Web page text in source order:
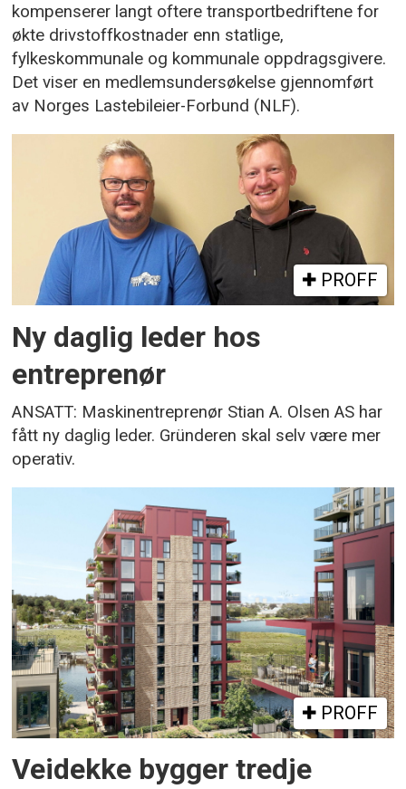
kompenserer langt oftere transportbedriftene for
økte drivstoffkostnader enn statlige,
fylkeskommunale og kommunale oppdragsgivere.
Det viser en medlemsundersøkelse gjennomført
av Norges Lastebileier-Forbund (NLF).
PROFF
Ny daglig leder hos
entreprenør
ANSATT: Maskinentreprenør Stian A. Olsen AS har
fått ny daglig leder. Gründeren skal selv være mer
operativ.
PROFF
Veidekke bygger tredje